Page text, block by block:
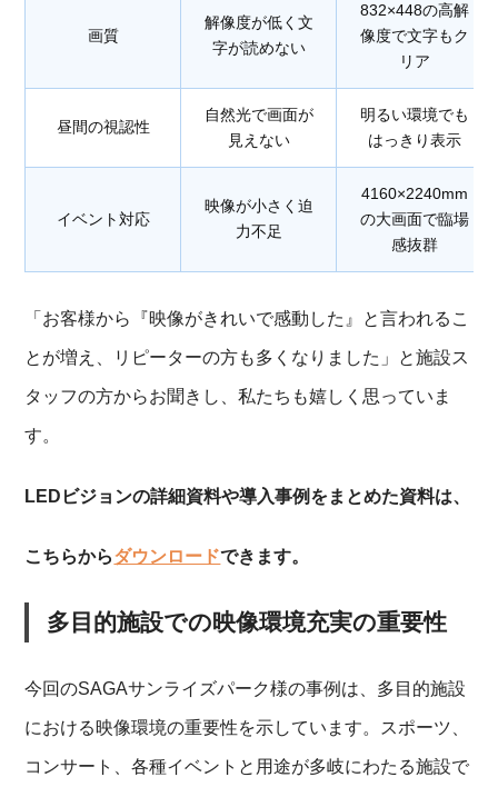
画質
解像度が低く文
字が読めない
832×448の高解
像度で文字もク
リア
昼間の視認性
自然光で画面が
見えない
明るい環境でも
はっきり表示
イベント対応
映像が小さく迫
力不足
4160×2240mm
の大画面で臨場
感抜群
「お客様から『映像がきれいで感動した』と言われるこ
とが増え、リピーターの方も多くなりました」と施設ス
タッフの方からお聞きし、私たちも嬉しく思っていま
す。
LEDビジョンの詳細資料や導入事例をまとめた資料は、
こちらからダウンロードできます。
多目的施設での映像環境充実の重要性
今回のSAGAサンライズパーク様の事例は、多目的施設
における映像環境の重要性を示しています。スポーツ、
コンサート、各種イベントと用途が多岐にわたる施設で